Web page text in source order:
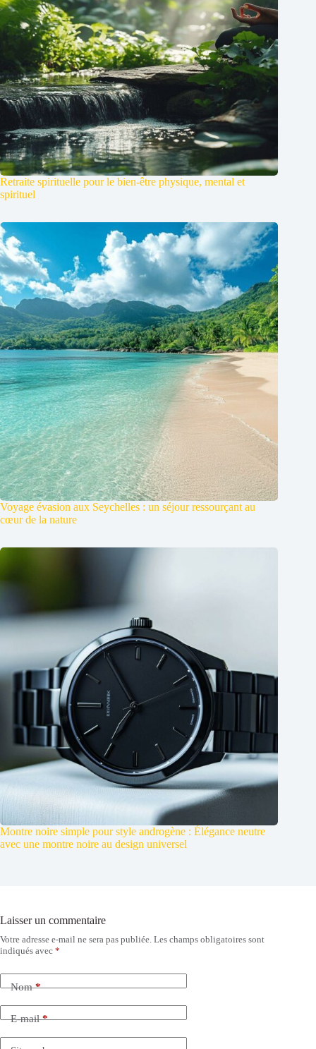
Retraite spirituelle pour le bien-être physique, mental et
spirituel
Voyage évasion aux Seychelles : un séjour ressourçant au
cœur de la nature
Montre noire simple pour style androgène : Élégance neutre
avec une montre noire au design universel
Laisser un commentaire
Votre adresse e-mail ne sera pas publiée. Les champs obligatoires sont
indiqués avec *
Nom*
E-mail*